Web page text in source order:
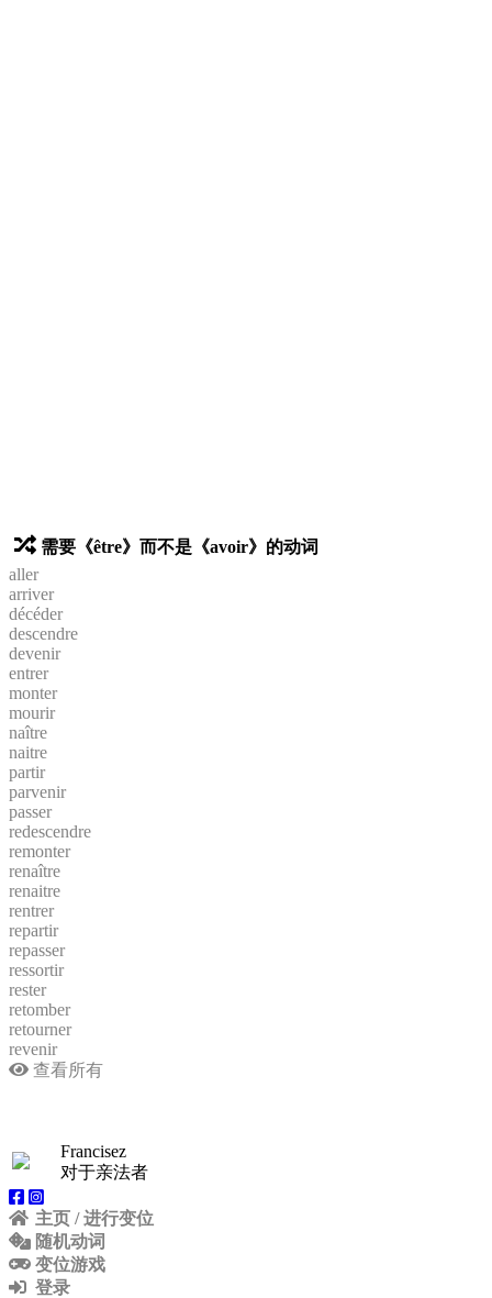
需要《être》而不是《avoir》的动词
aller
arriver
décéder
descendre
devenir
entrer
monter
mourir
naître
naitre
partir
parvenir
passer
redescendre
remonter
renaître
renaitre
rentrer
repartir
repasser
ressortir
rester
retomber
retourner
revenir
查看所有
Francisez
对于亲法者
主页 / 进行变位
随机动词
变位游戏
登录